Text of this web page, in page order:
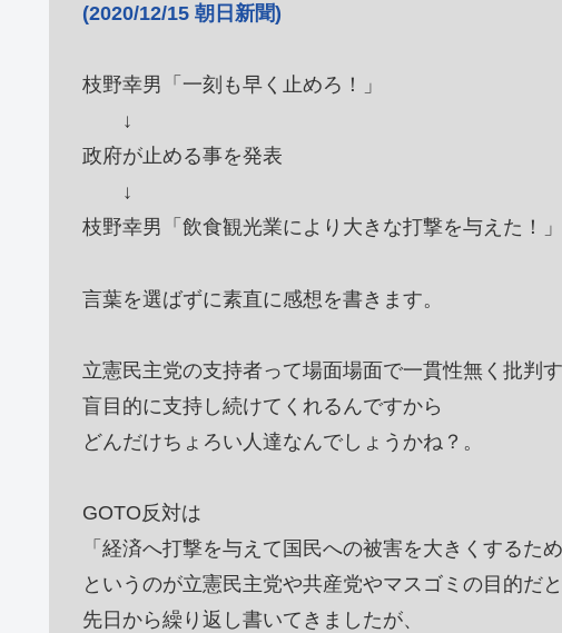
(2020/12/15 朝日新聞)
枝野幸男「一刻も早く止めろ！」
↓
政府が止める事を発表
↓
枝野幸男「飲食観光業により大きな打撃を与えた！」
言葉を選ばずに素直に感想を書きます。
立憲民主党の支持者って場面場面で一貫性無く批判
盲目的に支持し続けてくれるんですから
どんだけちょろい人達なんでしょうかね？。
GOTO反対は
「経済へ打撃を与えて国民への被害を大きくするため
というのが立憲民主党や共産党やマスゴミの目的だと
先日から繰り返し書いてきましたが、